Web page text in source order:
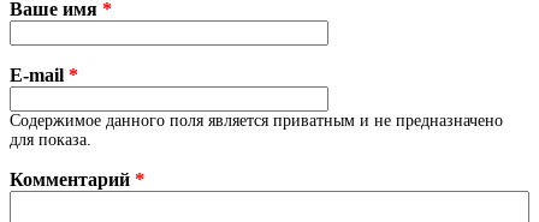
Ваше имя *
E-mail *
Содержимое данного поля является приватным и не предназначено
для показа.
Комментарий *